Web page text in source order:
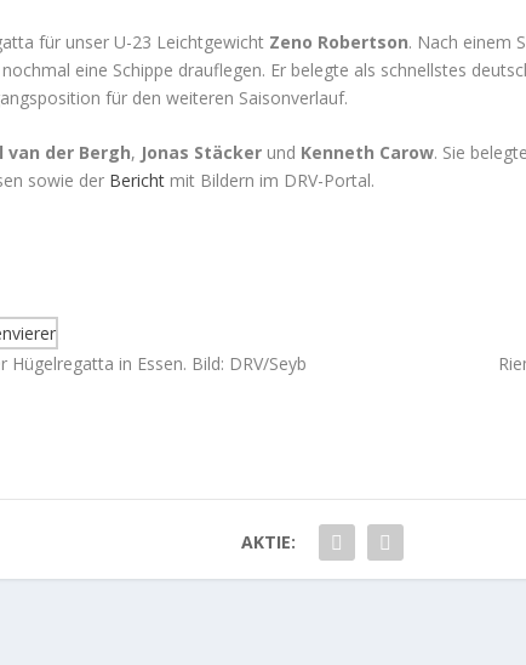
für unser U-23 Leichtgewicht Zeno Robertson. Nach einem
eine Schippe drauflegen. Er belegte als schnellstes
für den weiteren Saisonverlauf.
van der Bergh, Jonas Stäcker und Kenneth Carow. Sie
sowie der Bericht mit Bildern im DRV-Portal.
in Essen. Bild: DRV/Seyb
AKTIE: